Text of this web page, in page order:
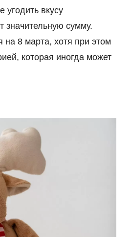
угодить вкусу
значительную сумму.
8 марта, хотя при этом
которая иногда может